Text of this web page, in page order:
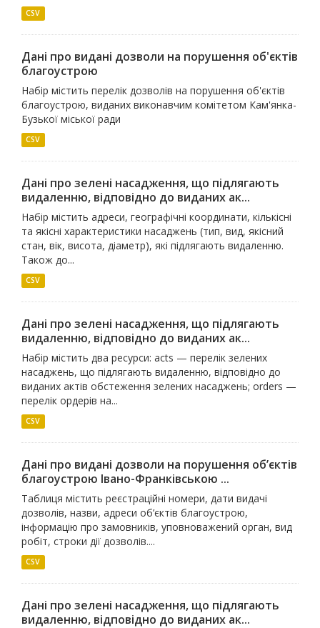
CSV
Дані про видані дозволи на порушення об'єктів
благоустрою
Набір містить перелік дозволів на порушення об'єктів
благоустрою, виданих виконавчим комітетом Кам'янка-
Бузької міської ради
CSV
Дані про зелені насадження, що підлягають
видаленню, відповідно до виданих ак...
Набір містить адреси, географічні координати, кількісні
та якісні характеристики насаджень (тип, вид, якісний
стан, вік, висота, діаметр), які підлягають видаленню.
Також до...
CSV
Дані про зелені насадження, що підлягають
видаленню, відповідно до виданих ак...
Набір містить два ресурси: acts — перелік зелених
насаджень, що підлягають видаленню, відповідно до
виданих актів обстеження зелених насаджень; orders —
перелік ордерів на...
CSV
Дані про видані дозволи на порушення об’єктів
благоустрою Івано-Франківською ...
Таблиця містить реєстраційні номери, дати видачі
дозволів, назви, адреси об’єктів благоустрою,
інформацію про замовників, уповноважений орган, вид
робіт, строки дії дозволів....
CSV
Дані про зелені насадження, що підлягають
видаленню, відповідно до виданих ак...